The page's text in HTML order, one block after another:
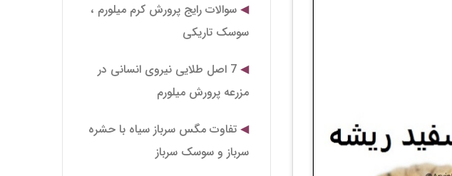
سوالات رایج پرورش کرم میلورم ،
سوسک تاریکی
7 اصل طلایی نیروی انسانی در
مزرعه پرورش میلورم
تفاوت مگس سرباز سیاه با حشره
سرباز و سوسک سرباز